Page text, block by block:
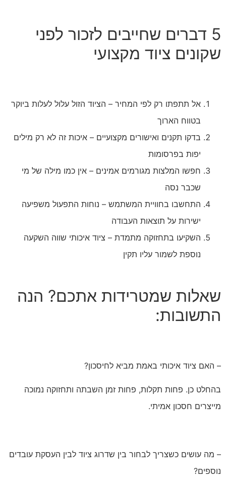
5 דברים שחייבים לזכור לפני
שקונים ציוד מקצועי
אל תתפתו רק לפי המחיר – הציוד הזול עלול לעלות ביוקר
בטווח הארוך
בדקו תקנים ואישורים מקצועיים – איכות זה לא רק מילים
יפות בפרסומות
חפשו המלצות מגורמים אמינים – אין כמו מילה של מי
שכבר נסה
התחשבו בחוויית המשתמש – נוחות התפעול משפיעה
ישירות על תוצאות העבודה
השקיעו בתחזוקה מתמדת – ציוד איכותי שווה השקעה
נוספת לשמור עליו תקין
שאלות שמטרידות אתכם? הנה
התשובות:
– האם ציוד איכותי באמת מביא לחיסכון?
בהחלט כן. פחות תקלות, פחות זמן השבתה ותחזוקה נמוכה
מייצרים חסכון אמיתי.
– מה עושים כשצריך לבחור בין שדרוג ציוד לבין העסקת עובדים
נוספים?